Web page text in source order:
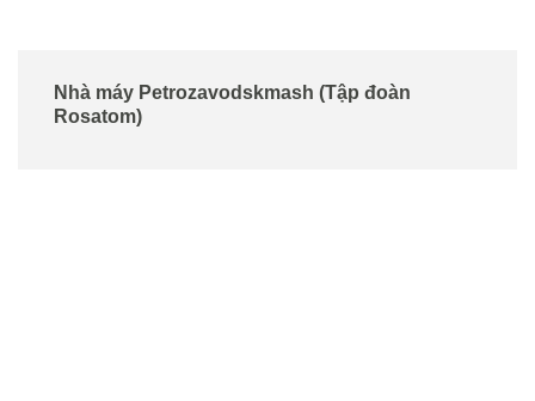
Nhà máy Petrozavodskmash (Tập đoàn
Rosatom)